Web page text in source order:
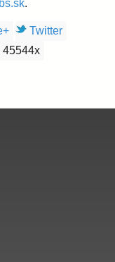
.
Twitter
45544x